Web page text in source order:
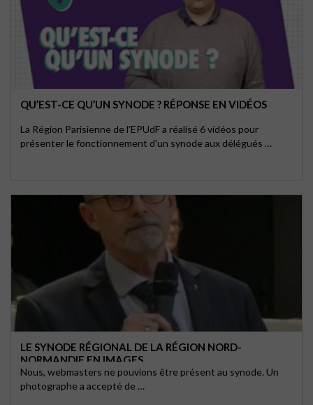
QU’EST-CE QU’UN SYNODE ? RÉPONSE EN VIDÉOS
La Région Parisienne de l'EPUdF a réalisé 6 vidéos pour
présenter le fonctionnement d'un synode aux délégués …
LE SYNODE RÉGIONAL DE LA RÉGION NORD-
NORMANDIE EN IMAGES
Nous, webmasters ne pouvions être présent au synode. Un
photographe a accepté de …